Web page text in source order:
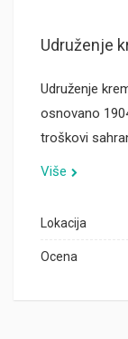
Udruženje
Udruženje
osnovano
troškovi
Više
Lokacija
Ocena